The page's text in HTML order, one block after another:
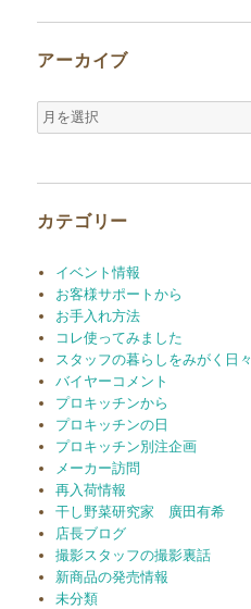
アーカイブ
ア
ー
カテゴリー
イベント情報
お客様サポートから
お手入れ方法
コレ使ってみました
スタッフの暮らしをみがく日々
バイヤーコメント
プロキッチンから
プロキッチンの日
プロキッチン別注企画
メーカー訪問
再入荷情報
干し野菜研究家 廣田有希
店長ブログ
撮影スタッフの撮影裏話
新商品の発売情報
未分類